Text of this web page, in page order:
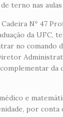
terno nas aulas
Cadeira Nº 47
da
no
e
por conta